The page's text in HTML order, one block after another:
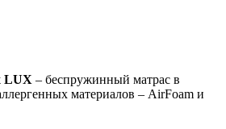
LUX – беспружинный матрас в
материалов – AirFoam и